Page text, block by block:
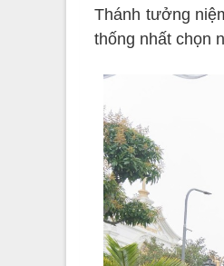
Thánh tưởng
thống nhất chọn